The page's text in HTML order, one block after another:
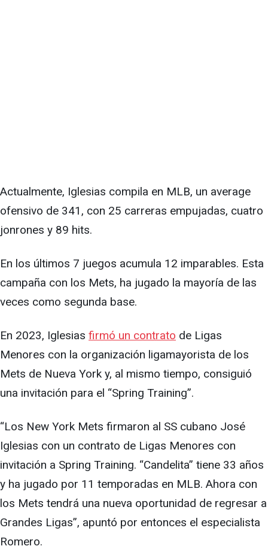
Actualmente, Iglesias compila en MLB, un average
ofensivo de 341, con 25 carreras empujadas, cuatro
jonrones y 89 hits.
En los últimos 7 juegos acumula 12 imparables. Esta
campaña con los Mets, ha jugado la mayoría de las
veces como segunda base.
En 2023, Iglesias firmó un contrato de Ligas
Menores con la organización ligamayorista de los
Mets de Nueva York y, al mismo tiempo, consiguió
una invitación para el “Spring Training”.
“Los New York Mets firmaron al SS cubano José
Iglesias con un contrato de Ligas Menores con
invitación a Spring Training. “Candelita” tiene 33 años
y ha jugado por 11 temporadas en MLB. Ahora con
los Mets tendrá una nueva oportunidad de regresar a
Grandes Ligas”, apuntó por entonces el especialista
Romero.